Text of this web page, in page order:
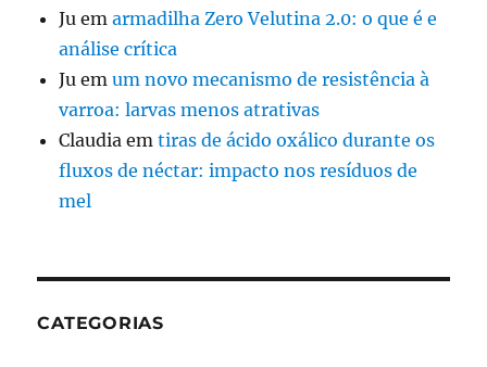
Ju emarmadilha Zero Velutina 2.0: o que é e
análise crítica
Ju emum novo mecanismo de resistência à
varroa: larvas menos atrativas
Claudia emtiras de ácido oxálico durante os
fluxos de néctar: impacto nos resíduos de
mel
CATEGORIAS